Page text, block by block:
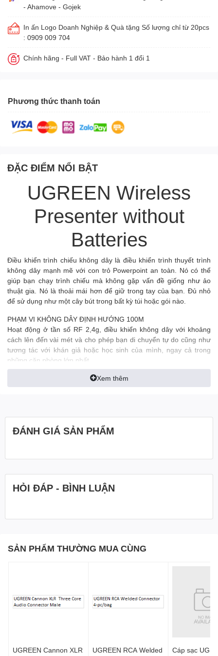
- Ahamove - Gojek
In ấn Logo Doanh Nghiệp & Quà tặng Số lượng chỉ từ 20pcs
: 0909 009 704
Chính hãng - Full VAT - Bảo hành 1 đổi 1
Phương thức thanh toán
ĐẶC ĐIỂM NỔI BẬT
UGREEN Wireless
Presenter without
Batteries
Điều khiển trình chiếu không dây là điều khiển trình thuyết trình
không dây mạnh mẽ với con trỏ Powerpoint an toàn. Nó có thể
giúp bạn chạy trình chiếu mà không gặp vấn đề giống như ảo
thuật gia. Nó là thoải mái hơn để giữ trong tay của bạn. Đủ nhỏ
để sử dụng như một cây bút trong bất kỳ túi hoặc gói nào.
PHẠM VI KHÔNG DÂY ĐỊNH HƯỚNG 100M
Hoạt động ở tần số RF 2,4g, điều khiển không dây với khoảng
cách lên đến vài mét và cho phép bạn di chuyển tự do cũng như
tương tác với khán giả hoặc học sinh của mình, ngay cả trong
những căn phòng lớn nhất.
NÚT TÍNH NĂNG NÂNG CAO VÀ TRẢI NGHIỆM NGƯỜI DÙNG
TUYỆT VỜI
kết nối. Nhấn vào chức năng cũng giống như nhấn vào tab trên
bàn phím. Nhấp đúp vào chức năng cũng giống như nhấn bàn
lượng và hơn thế nữa.
Xem thêm
ĐÁNH GIÁ SẢN PHẨM
HỎI ĐÁP - BÌNH LUẬN
SẢN PHẨM THƯỜNG MUA CÙNG
UGREEN Cannon XLR
UGREEN RCA Welded
Cáp sạc